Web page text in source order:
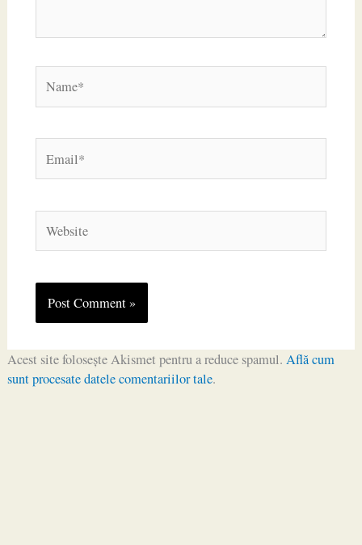
Acest site folosește Akismet pentru a reduce spamul. Află cum
sunt procesate datele comentariilor tale.